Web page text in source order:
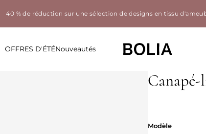
40 % de réduction sur une sélection de designs en tissu
OFFRES D'ÉTÉNouveautés
Modèle
Housses